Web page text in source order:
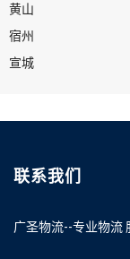
黄山
宿州
宣城
联系我们
广圣物流--专业物流